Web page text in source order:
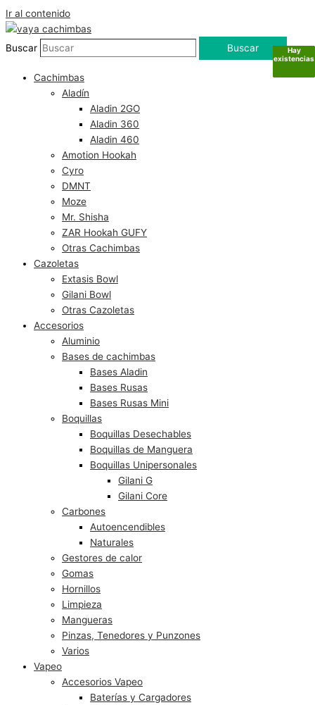
Ir al contenido
Buscar Buscar
Cachimbas
Aladín
Aladin 2GO
Aladin 360
Aladin 460
Amotion Hookah
Cyro
DMNT
Moze
Mr. Shisha
ZAR Hookah GUFY
Otras Cachimbas
Cazoletas
Extasis Bowl
Gilani Bowl
Otras Cazoletas
Accesorios
Aluminio
Bases de cachimbas
Bases Aladin
Bases Rusas
Bases Rusas Mini
Boquillas
Boquillas Desechables
Boquillas de Manguera
Boquillas Unipersonales
Gilani G
Gilani Core
Carbones
Autoencendibles
Naturales
Gestores de calor
Gomas
Hornillos
Limpieza
Mangueras
Pinzas, Tenedores y Punzones
Varios
Vapeo
Accesorios Vapeo
Baterías y Cargadores
Sin
existencias
Hay
existencias
Sin
existencias
Hay
existencias